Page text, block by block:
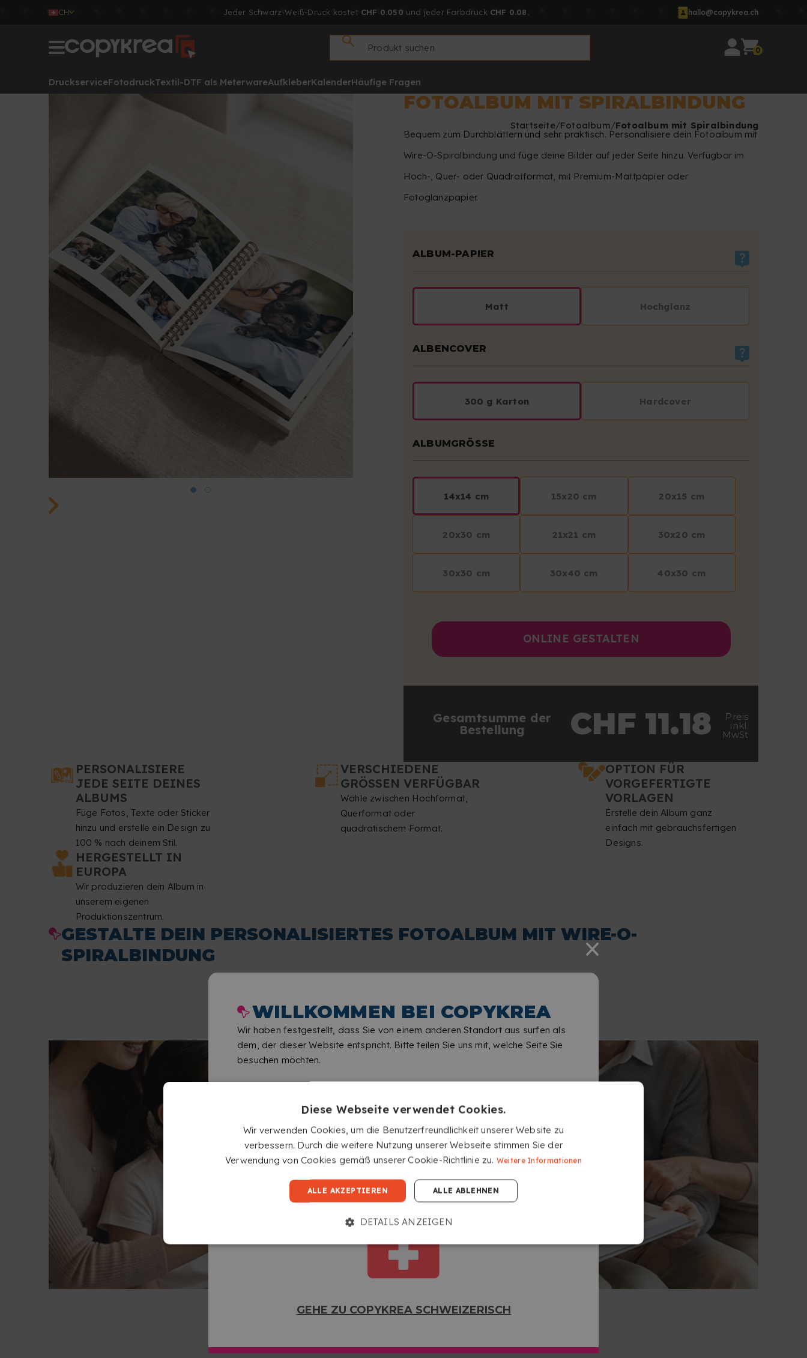
WILLKOMMEN BEI COPYKREA
Wir haben festgestellt, dass Sie von einem anderen Standort aus surfen als
dem, der dieser Website entspricht. Bitte teilen Sie uns mit, welche Seite Sie
besuchen möchten.
GEHE ZU COPYKREA USA
GEHE ZU COPYKREA SCHWEIZERISCH
CH Jeder Schwarz-Weiß-Druck kostet CHF 0.050 und jeder Farbdruck CHF 0.08. hallo@copykrea.ch
0
DruckserviceFotodruckTextil-DTF als MeterwareAufkleberKalenderHäufige Fragen
Startseite Fotoalbum Fotoalbum mit Spiralbindung
FOTOALBUM MIT SPIRALBINDUNG
Bequem zum Durchblättern und sehr praktisch. Personalisiere dein Fotoalbum mit
Wire-O-Spiralbindung und füge deine Bilder auf jeder Seite hinzu. Verfügbar im
Hoch-, Quer- oder Quadratformat, mit Premium-Mattpapier oder
Fotoglanzpapier.
ALBUM-PAPIER
Matt Hochglanz
ALBENCOVER
300 g Karton Hardcover
ALBUMGRÖSSE
14x14 cm 15x20 cm 20x15 cm
20x30 cm 21x21 cm 30x20 cm
30x30 cm 30x40 cm 40x30 cm
ONLINE GESTALTEN
Gesamtsumme der
Bestellung
CHF 11.18 Preis
inkl.
MwSt
PERSONALISIERE
JEDE SEITE DEINES
ALBUMS
Füge Fotos, Texte oder Sticker
hinzu und erstelle ein Design zu
100 % nach deinem Stil.
VERSCHIEDENE
GRÖSSEN VERFÜGBAR
Wähle zwischen Hochformat,
Querformat oder
quadratischem Format.
OPTION FÜR
VORGEFERTIGTE
VORLAGEN
Erstelle dein Album ganz
einfach mit gebrauchsfertigen
Designs.
HERGESTELLT IN
EUROPA
Wir produzieren dein Album in
unserem eigenen
Produktionszentrum.
GESTALTE DEIN PERSONALISIERTES FOTOALBUM MIT WIRE-O-
SPIRALBINDUNG
Diese Webseite verwendet Cookies.
Wir verwenden Cookies, um die Benutzerfreundlichkeit unserer Website zu
verbessern. Durch die weitere Nutzung unserer Webseite stimmen Sie der
Verwendung von Cookies gemäß unserer Cookie-Richtlinie zu. Weitere Informationen
ALLE AKZEPTIEREN ALLE ABLEHNEN
DETAILS ANZEIGEN